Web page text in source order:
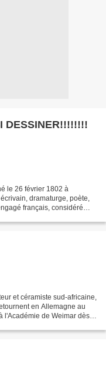
DESSINER!!!!!!!!
le 26 février 1802 à
dramaturge, poète,
français, considéré
et céramiste sud-africaine,
en Allemagne au
l'Académie de Weimar dès